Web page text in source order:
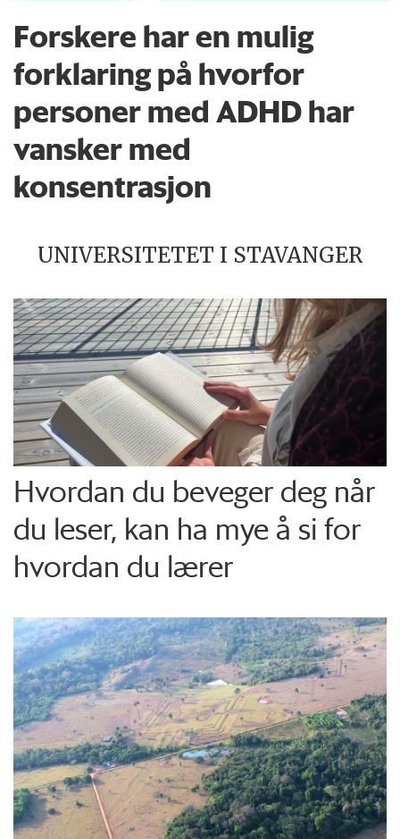
Forskere har en mulig
forklaring på hvorfor
personer med ADHD har
vansker med
konsentrasjon
UNIVERSITETET I STAVANGER
Hvordan du beveger deg når
du leser, kan ha mye å si for
hvordan du lærer